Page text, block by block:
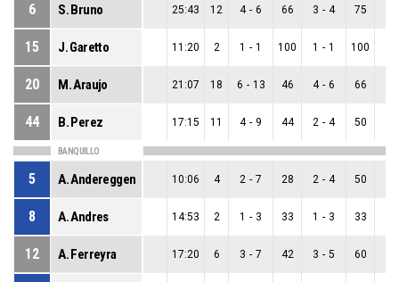
6 S. Bruno 25:43 12 4 - 6 66 3 - 4 75
15 J. Garetto 11:20 2 1 - 1 100 1 - 1 100
20 M. Araujo 21:07 18 6 - 13 46 4 - 6 66
44 B. Perez 17:15 11 4 - 9 44 2 - 4 50
BANQUILLO
5 A. Andereggen 10:06 4 2 - 7 28 2 - 4 50
8 A. Andres 14:53 2 1 - 3 33 1 - 3 33
12 A. Ferreyra 17:20 6 3 - 7 42 3 - 5 60